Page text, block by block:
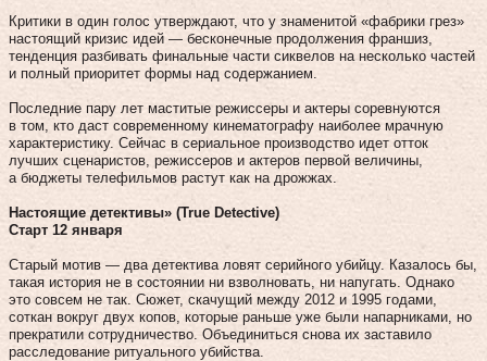
Критики в один голос утверждают, что у знаменитой «фабрики грез»
настоящий кризис идей — бесконечные продолжения франшиз,
тенденция разбивать финальные части сиквелов на несколько частей
и полный приоритет формы над содержанием.
Последние пару лет маститые режиссеры и актеры соревнуются
в том, кто даст современному кинематографу наиболее мрачную
характеристику. Сейчас в сериальное производство идет отток
лучших сценаристов, режиссеров и актеров первой величины,
а бюджеты телефильмов растут как на дрожжах.
Настоящие детективы» (True Detective)
Старт 12 января
Старый мотив — два детектива ловят серийного убийцу. Казалось бы,
такая история не в состоянии ни взволновать, ни напугать. Однако
это совсем не так. Сюжет, скачущий между 2012 и 1995 годами,
соткан вокруг двух копов, которые раньше уже были напарниками, но
прекратили сотрудничество. Объединиться снова их заставило
расследование ритуального убийства.